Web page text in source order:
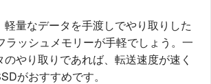
量なデータを手渡しでやり取りした
ラッシュメモリーが手軽でしょう。一
やり取りであれば、転送速度が速く
がおすすめです。